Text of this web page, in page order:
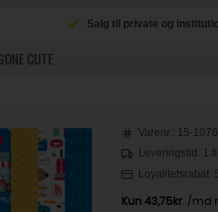
Salg til private og
CUTE
Varenr.: 15-
Leveringstid: 1
Loyalitetsrabat: